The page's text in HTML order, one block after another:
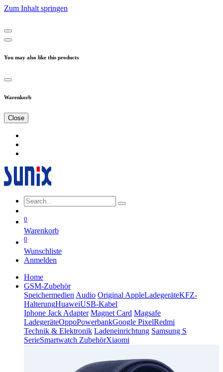
Zum Inhalt springen
You may also like this products
Warenkorb
Close
0
Warenkorb
0
Wunschliste
Anmelden
Home
GSM-Zubehör
Speichermedien Audio Original AppleLadegeräteKFZ-
HalterungHuaweiUSB-Kabel
Iphone Jack Adapter Magnet Card Magsafe
LadegeräteOppoPowerbankGoogle PixelRedmi
Technik & Elektronik Ladeneinrichtung Samsung S
SerieSmartwatch ZubehörXiaomi